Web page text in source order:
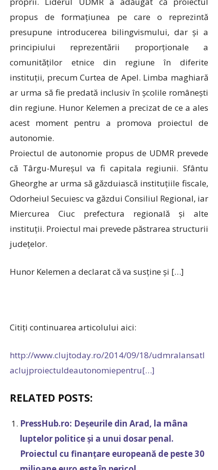
propus de formațiunea pe care o reprezintă
presupune introducerea bilingvismului, dar și a
principiului reprezentării proporționale a
comunităților etnice din regiune în diferite
instituții, precum Curtea de Apel. Limba maghiară
ar urma să fie predată inclusiv în școlile românești
din regiune. Hunor Kelemen a precizat de ce a ales
acest moment pentru a promova proiectul de
autonomie.
Proiectul de autonomie propus de UDMR prevede
că Târgu-Mureșul va fi capitala regiunii. Sfântu
Gheorghe ar urma să găzduiască instituțiile fiscale,
Odorheiul Secuiesc va găzdui Consiliul Regional, iar
Miercurea Ciuc prefectura regională și alte
instituții. Proiectul mai prevede păstrarea structurii
județelor.
Hunor Kelemen a declarat că va susține și […]
Citiți continuarea articolului aici:
http://www.clujtoday.ro/2014/09/18/udmralansatl
aclujproiectuldeautonomiepentru[…]
RELATED POSTS:
PressHub.ro: Deșeurile din Arad, la mâna
luptelor politice și a unui dosar penal.
Proiectul cu finanțare europeană de peste 30